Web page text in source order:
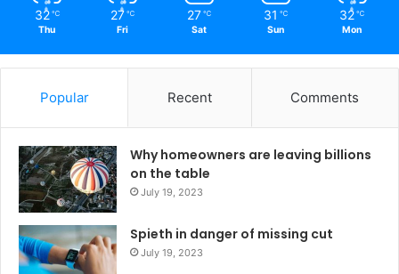
32 ℃
Thu
27 ℃
Fri
27 ℃
Sat
31 ℃
Sun
32 ℃
Mon
Popular Recent Comments
Why homeowners are leaving billions
on the table
July 19, 2023
Spieth in danger of missing cut
July 19, 2023